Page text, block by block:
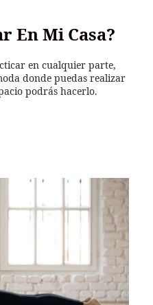
En Mi Casa?
en cualquier parte,
donde puedas realizar
podrás hacerlo.